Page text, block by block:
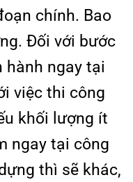
chính. Bao
Đối với bước
hành ngay tại
việc thi công
khối lượng ít
ngay tại công
thì sẽ khác,